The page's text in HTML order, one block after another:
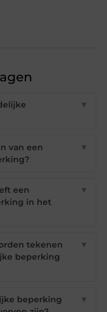
▼
van een
▼
een
in het
▼
tekenen
beperking
▼
beperking
▼